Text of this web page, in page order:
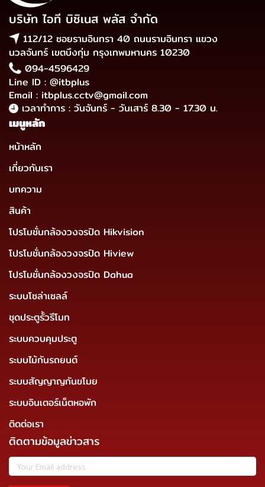
บริษัท ไอที บิซิเนส พลัส จำกัด
112/12 ซอยรามอินทรา 40 ถนนรามอินทรา แขวง
นวลจันทร์ เขตบึงกุ่ม กรุงเทพมหานคร 10230
094-4596429
Line ID : @itbplus
Email : itbplus.cctv@gmail.com
เวลาทำการ : วันจันทร์ - วันเสาร์ 8.30 - 17.30 น.
เมนูหลัก
หน้าหลัก
เกี่ยวกับเรา
บทความ
สินค้า
โปรโมชั่นกล้องวงจรปิด Hikvision
โปรโมชั่นกล้องวงจรปิด Hiview
โปรโมชั่นกล้องวงจรปิด Dahua
ระบบโซล่าเซลล์
ชุดประตูรั้วรีโมท
ระบบควบคุมประตู
ระบบไม้กันรถยนต์
ระบบสัญญาญกันขโมย
ระบบอินเตอร์เน็ตหอพัก
ติดต่อเรา
ติดตามข้อมูลข่าวสาร